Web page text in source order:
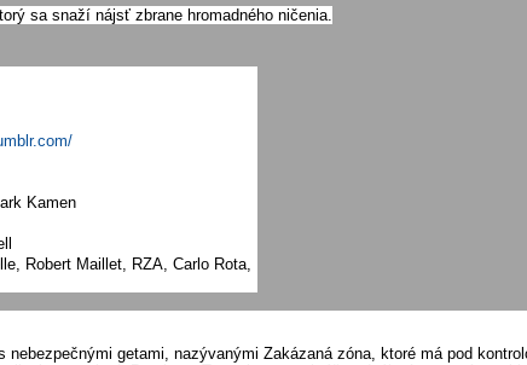
sa snaží nájsť zbrane hromadného ničenia.
Kamen
Robert Maillet, RZA, Carlo Rota,
getami, nazývanými Zakázaná zóna, ktoré má pod